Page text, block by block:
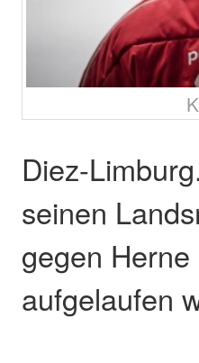
Diez-
seinen
gegen
aufgelaufen